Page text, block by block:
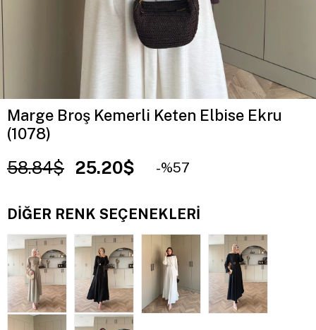
Marge Broş Kemerli Keten Elbise Ekru
(1078)
58.84$ 25.20$ 57
DIĞER RENK SEÇENEKLERI